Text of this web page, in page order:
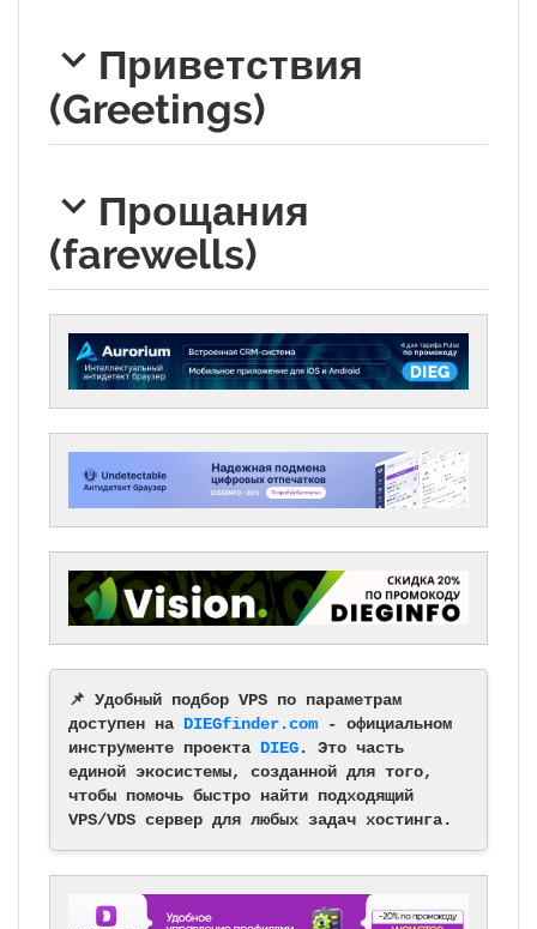
Приветствия
(Greetings)
Прощания
(farewells)
📌 Удобный подбор VPS по параметрам
доступен на DIEGfinder.com - официальном
инструменте проекта DIEG. Это часть
единой экосистемы, созданной для того,
чтобы помочь быстро найти подходящий
VPS/VDS сервер для любых задач хостинга.